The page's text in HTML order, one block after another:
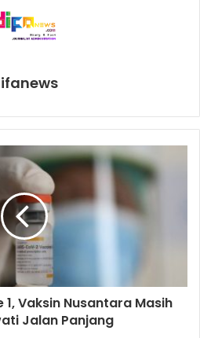
Covid-19, maka kegiatan
tersebut.
seperti tahun-tahun
bentuk kepedulian dari
Kemenkes untuk berbagi tali
membutuhkan,” ucap
kepada yatim piatu sebesar
yang diberikan total
Sadikin berharap
1, Vaksin Nusantara Masih
Jalan Panjang